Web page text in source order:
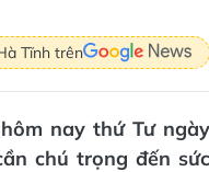
Tĩnh trên
nay thứ Tư ngày
chú trọng đến sức